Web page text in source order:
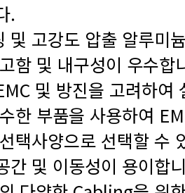
.
함 및 내구성이 우수합
택사양으로 선택할 수
간 및 이동성이 용이합